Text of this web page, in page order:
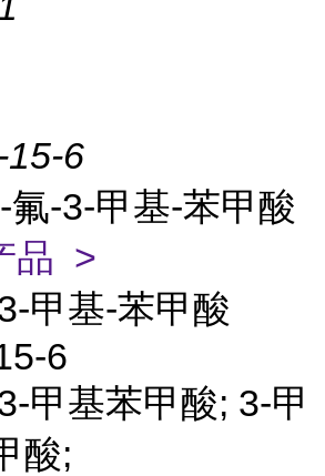
6
氟-3-甲基-苯甲酸
品 >
甲基-苯甲酸
6
甲基苯甲酸; 3-甲
酸;